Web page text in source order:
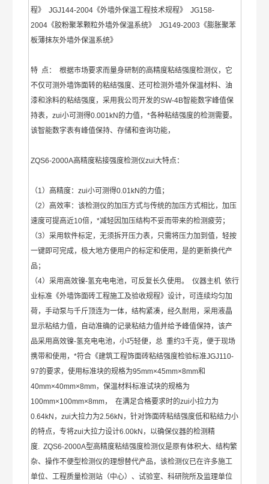
程》 JGJ144-2004《外墙外保温工程技术规程》 JG158-
2004《胶粉聚苯颗粒外墙外保温系统》 JG149-2003《膨胀聚苯
板薄抹灰外墙外保温系统》
特 点： 根据市场要求而量身研制的高精度粘结强度检测仪，它
不仅可测外墙饰面转的粘结强度、还可检测外墙外保温材料、油
漆和涂料的粘结强度，采用我公司开发的SW-4B智能数字峰值保
持表，zui小可测得0.001kN的力值，*各种粘结强度的检测需要。
该智能数字表有峰值保持、存储和查询功能，
ZQS6-2000A高精度粘接强度检测仪zui大特点：
（1）高精度：zui小可测得0.01kN的力值；
（2）高效率：该检测仪的加压方式与传统的加压方式相比，加压
速度可提高近10倍，*减轻因加压结构不妥而带来的检测疲劳；
（3）采用软件标定，无须拆开压力表，只需将压力加到值，轻按
一键即可完成，极大地方便用户的标定和使用，是的更新换代产
品；
（4）采用高效镍-氢充电电池，可反复长久使用。 仪器主机 依行
业标准《外墙饰面砖工程施工及验收规程》设计，可连续均匀加
荷，手动泵与千斤顶连为一体，结构紧凑，经久耐用，采用液晶
显示粘结力值，自动准确的记录粘结力值并给予峰值保持，该产
品采用高效镍-氢充电电池，小巧轻便，总 重约3千克，便于现场
携带和使用，*符合《建筑工程饰面砖粘结强度检验标准JGJ110-
97的要求，使用标准块的规格为95mm×45mm×8mm和
40mm×40mm×8mm，保温材料标准试块的规格为
100mm×100mm×8mm， 在满足合格要求时的zui小拉力为
0.64kN，zui大拉力为2.56kN，针对饰面砖粘结强度低和粘结力小
的特点，专将zui大拉力设计6.00kN，以确保仪器的检测精
度. ZQS6-2000A型高精度粘结强度检测仪是原有体积大、结构繁
杂、操作不便型检测仪的理想替代产品，该检测仪已在许多施工
单位、工程质量检测站（中心）、试验室、科研院所及监理单位